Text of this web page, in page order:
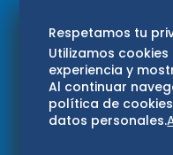
Respetamos tu
Utilizamos
experiencia y
Al continuar
política de
datos personales.